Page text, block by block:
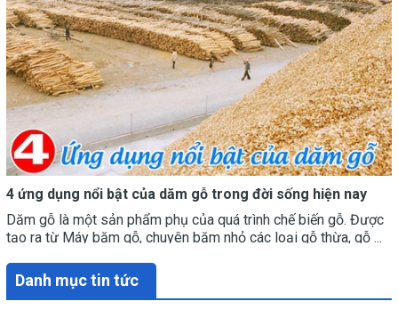
Danh mục tin tức
4 ứng dụng nổi bật của dăm gỗ trong đời sống hiện nay
Dăm gỗ là một sản phẩm phụ của quá trình chế biến gỗ. Được
tạo ra từ Máy băm gỗ, chuyên băm nhỏ các loại gỗ thừa, gỗ ...